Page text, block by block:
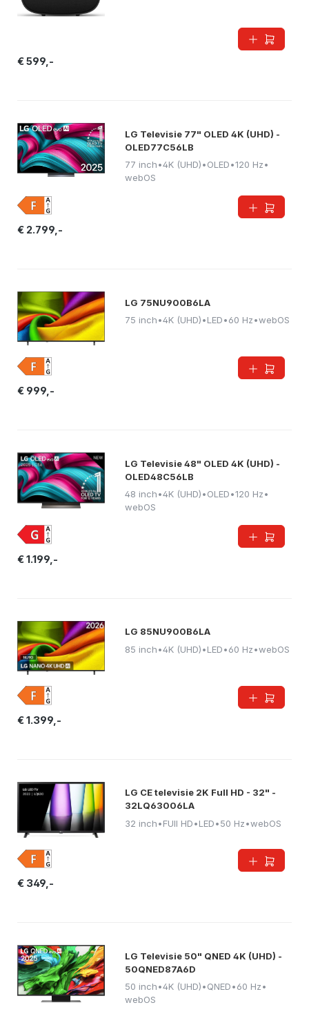
€ 599,-
LG Televisie 77" OLED 4K (UHD) -
OLED77C56LB
77 inch•4K (UHD)•OLED•120 Hz•
webOS
€ 2.799,-
LG 75NU900B6LA
75 inch•4K (UHD)•LED•60 Hz•webOS
€ 999,-
LG Televisie 48" OLED 4K (UHD) -
OLED48C56LB
48 inch•4K (UHD)•OLED•120 Hz•
webOS
€ 1.199,-
LG 85NU900B6LA
85 inch•4K (UHD)•LED•60 Hz•webOS
€ 1.399,-
LG CE televisie 2K Full HD - 32" -
32LQ63006LA
32 inch•FUll HD•LED•50 Hz•webOS
€ 349,-
LG Televisie 50" QNED 4K (UHD) -
50QNED87A6D
50 inch•4K (UHD)•QNED•60 Hz•
webOS